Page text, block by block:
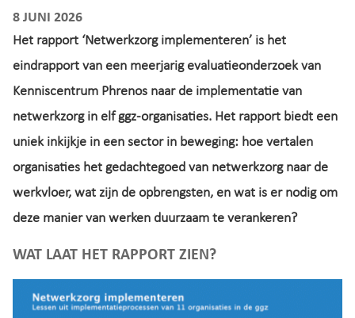
8 JUNI 2026
Het rapport ‘Netwerkzorg implementeren’ is het
eindrapport van een meerjarig evaluatieonderzoek van
Kenniscentrum Phrenos naar de implementatie van
netwerkzorg in elf ggz-organisaties. Het rapport biedt een
uniek inkijkje in een sector in beweging: hoe vertalen
organisaties het gedachtegoed van netwerkzorg naar de
werkvloer, wat zijn de opbrengsten, en wat is er nodig om
deze manier van werken duurzaam te verankeren?
WAT LAAT HET RAPPORT ZIEN?